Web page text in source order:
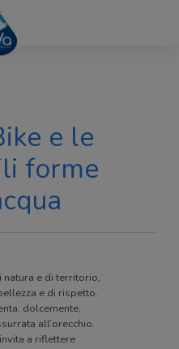
e le
forme
natura e di territorio,
e di rispetto.
dolcemente,
all’orecchio.
a riflettere